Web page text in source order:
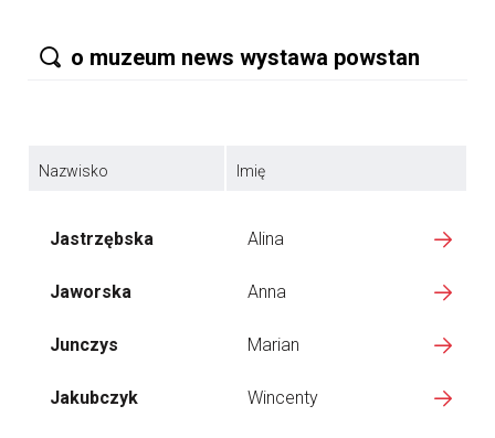
Nazwisko Imię
Jastrzębska Alina
Jaworska Anna
Junczys Marian
Jakubczyk Wincenty